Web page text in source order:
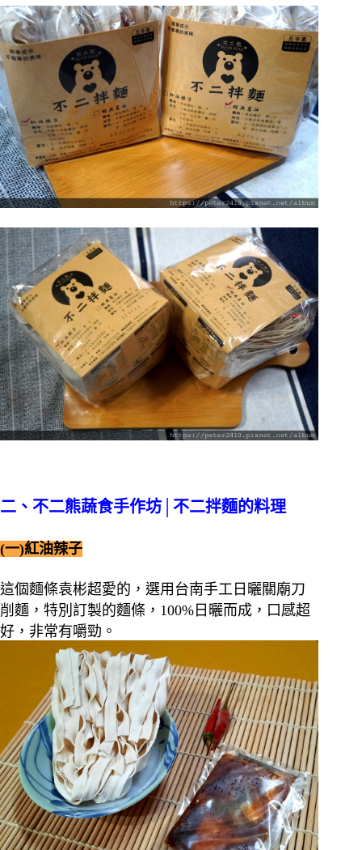
二、不二熊蔬食手作坊│不二拌麵的料理
(一)紅油辣子
這個麵條袁彬超愛的，選用台南手工日曬關廟刀
削麵，特別訂製的麵條，100%日曬而成，口感超
好，非常有嚼勁。